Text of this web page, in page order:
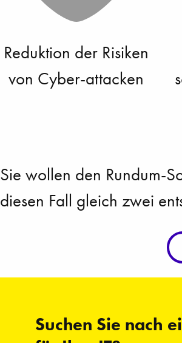
Reduktion der Risiken
von Cyber-attacken
Sie wollen den Rundum-
diesen Fall gleich zwei
Suchen Sie nach